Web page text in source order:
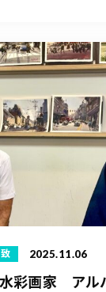
2025.11.06
彩画家 アル